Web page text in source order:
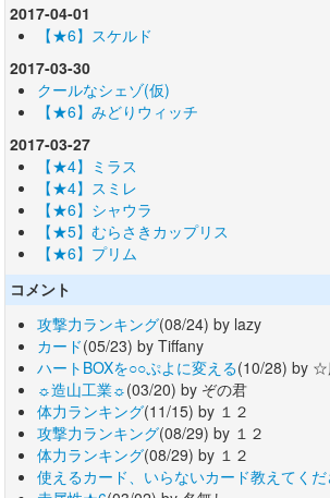
2017-04-01
【★6】スケルド
2017-03-30
クールなシェゾ(仮)
【★6】みどりウィッチ
2017-03-27
【★4】ミラス
【★4】スミレ
【★6】シャウラ
【★5】むらさきカップリス
【★6】プリム
コメント
攻撃力ランキング(08/24) by lazy
カード(05/23) by Tiffany
ハートBOXを○○ぷよに変える(10/28) by
☼造山工業☼(03/20) by ぞの君
体力ランキング(11/15) by １２
攻撃力ランキング(08/29) by １２
体力ランキング(08/29) by １２
使えるカード、いらないカード教えてく